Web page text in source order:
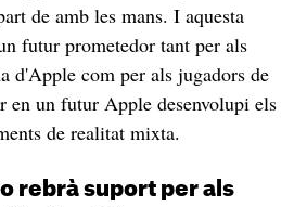
de amb les mans. I aquesta
futur prometedor tant per als
d'Apple com per als jugadors de
en un futur Apple desenvolupi els
de realitat mixta.
rebrà suport per als